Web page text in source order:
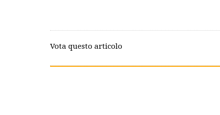
Vota questo articolo